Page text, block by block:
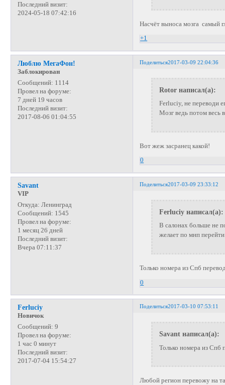
Последний визит:
2024-05-18 07:42:16
Насчёт выноса мозга самый
+1
Поделиться2017-03-09 22:04:36
Люблю МегаФон!
Заблокирован
Сообщений: 1114
Провел на форуме:
7 дней 19 часов
Последний визит:
2017-08-06 01:04:55
Rotor написал(а):
Ferluciy, не переводи
Мозг ведь потом весь
Вот жеж засранец какой!
0
Поделиться2017-03-09 23:33:12
Savant
VIP
Откуда: Ленинград
Сообщений: 1545
Провел на форуме:
1 месяц 26 дней
Последний визит:
Вчера 07:11:37
Ferluciy написал(а):
В салонах больше не
желает по мнп
Только номера из Спб
0
Поделиться2017-03-10 07:53:11
Ferluciy
Новичок
Сообщений: 9
Провел на форуме:
1 час 0 минут
Последний визит:
2017-07-04 15:54:27
Savant написал(а):
Только номера из Спб
Любой регион перевожу на